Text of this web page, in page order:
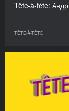
Tête-à-tête:
TÊTE-À-TÊTE